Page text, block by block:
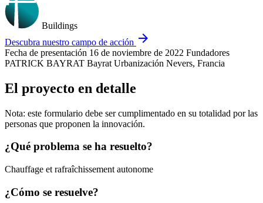
Buildings
Descubra nuestro campo de acción arrow_forward
Fecha de presentación 16 de noviembre de 2022 Fundadores
PATRICK BAYRAT Bayrat Urbanización Nevers, Francia
El proyecto en detalle
Nota: este formulario debe ser cumplimentado en su totalidad por las
personas que proponen la innovación.
¿Qué problema se ha resuelto?
Chauffage et rafraîchissement autonome
¿Cómo se resuelve?